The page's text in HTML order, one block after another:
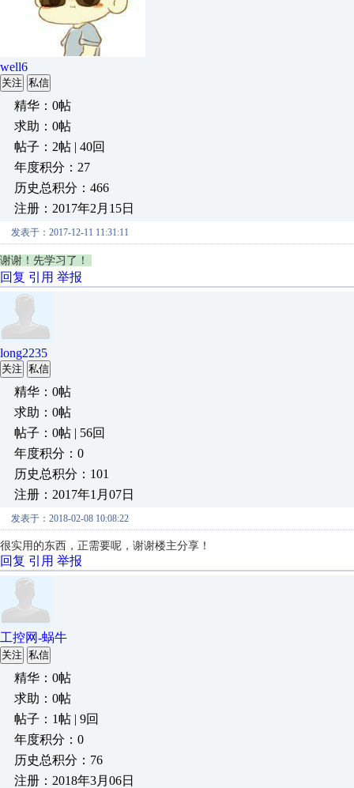
well6
关注 私信
精华：0帖
求助：0帖
帖子：2帖 | 40回
年度积分：27
历史总积分：466
注册：2017年2月15日
发表于：2017-12-11 11:31:11
谢谢！先学习了！
回复 引用 举报
long2235
关注 私信
精华：0帖
求助：0帖
帖子：0帖 | 56回
年度积分：0
历史总积分：101
注册：2017年1月07日
发表于：2018-02-08 10:08:22
很实用的东西，正需要呢，谢谢楼主分享！
回复 引用 举报
工控网-蜗牛
关注 私信
精华：0帖
求助：0帖
帖子：1帖 | 9回
年度积分：0
历史总积分：76
注册：2018年3月06日